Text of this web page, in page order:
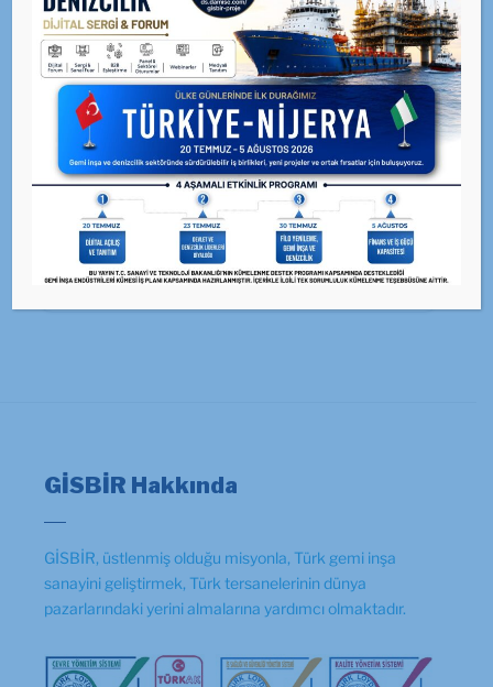
twitterbird TWEET
GİSBİR · X (Twitter)
Güncel duyuru ve haberler için resmi X hesabımızı
takip edin.
@GISBIR — Takip Et
GİSBİR Hakkında
GİSBİR, üstlenmiş olduğu misyonla, Türk gemi inşa
sanayini geliştirmek, Türk tersanelerinin dünya
pazarlarındaki yerini almalarına yardımcı olmaktadır.